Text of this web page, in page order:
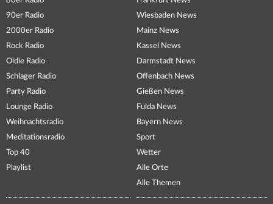
90er Radio
2000er Radio
Rock Radio
Oldie Radio
Schlager Radio
Party Radio
Lounge Radio
Weihnachtsradio
Meditationsradio
Top 40
Playlist
Wiesbaden News
Mainz News
Kassel News
Darmstadt News
Offenbach News
Gießen News
Fulda News
Bayern News
Sport
Wetter
Alle Orte
Alle Themen